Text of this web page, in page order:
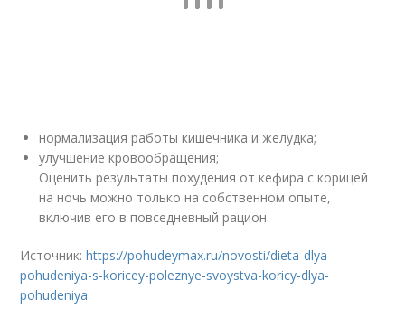
нормализация работы кишечника и желудка;
улучшение кровообращения;
Оценить результаты похудения от кефира с корицей
на ночь можно только на собственном опыте,
включив его в повседневный рацион.
Источник:https://pohudeymax.ru/novosti/dieta-dlya-
pohudeniya-s-koricey-poleznye-svoystva-koricy-dlya-
pohudeniya